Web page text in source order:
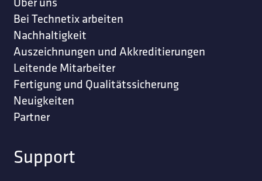
Bei Technetix arbeiten
Nachhaltigkeit
Auszeichnungen und Akkreditierungen
Leitende Mitarbeiter
Fertigung und Qualitätssicherung
Neuigkeiten
Partner
Support